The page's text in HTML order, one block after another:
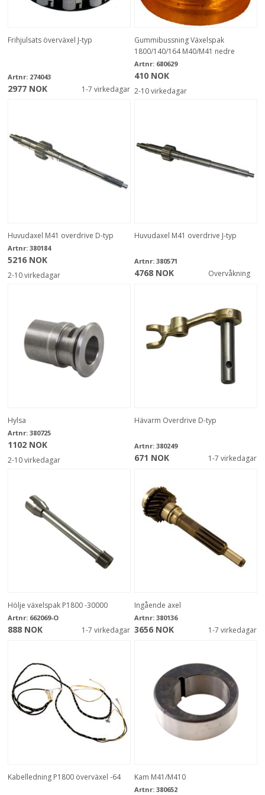
Frihjulsats överväxel J-typ
Artnr: 274043
2977 NOK 1-7 virkedagar
Gummibussning Växelspak
1800/140/164 M40/M41 nedre
Artnr: 680629
410 NOK
2-10 virkedagar
Huvudaxel M41 overdrive D-typ
Artnr: 380184
5216 NOK
2-10 virkedagar
Huvudaxel M41 overdrive J-typ
Artnr: 380571
4768 NOK Overvåkning
Hylsa
Artnr: 380725
1102 NOK
2-10 virkedagar
Hävarm Overdrive D-typ
Artnr: 380249
671 NOK 1-7 virkedagar
Hölje växelspak P1800 -30000
Artnr: 662069-O
888 NOK 1-7 virkedagar
Ingående axel
Artnr: 380136
3656 NOK 1-7 virkedagar
Kabelledning P1800 överväxel -64 Kam M41/M410
Artnr: 380652